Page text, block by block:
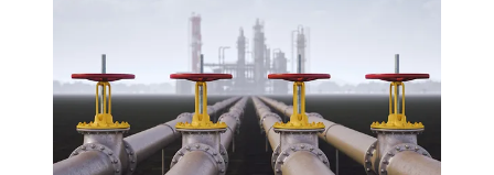
BSI KRITIS-Verordnung verstehen
und umsetzen: So erfüllen Sie die
Anforderungen des
Sicherheitsgesetzes